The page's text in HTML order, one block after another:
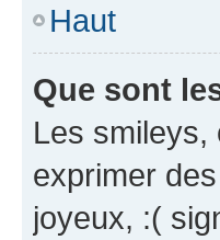
Haut
Que sont
Les smileys,
exprimer
joyeux, :(